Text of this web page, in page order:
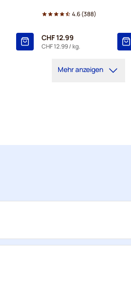
4.6(388)
CHF 12.99
CHF 12.99/ kg.
Mehr anzeigen